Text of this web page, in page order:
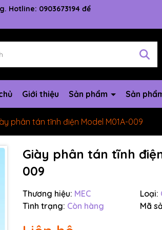
Hotline: 0903673194 để
Giới thiệu Sản phẩm Sản
phân tán tĩnh điện Model M01A-009
Giày phân tán tĩnh
009
Thương hiệu: MEC Loại:
Tình trạng: Còn hàng Mã